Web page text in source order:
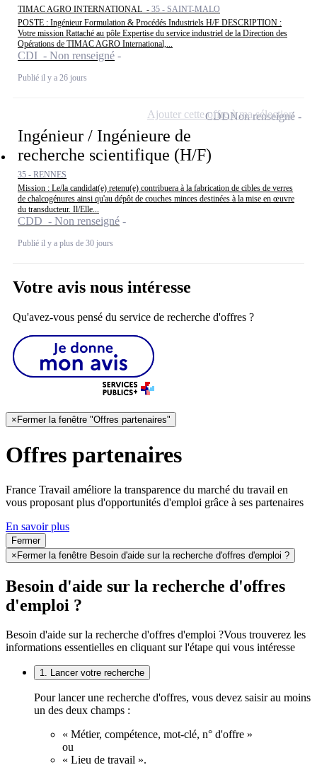
TIMAC AGRO INTERNATIONAL - 35 - SAINT-MALO
POSTE : Ingénieur Formulation & Procédés Industriels H/F DESCRIPTION :
Votre mission Rattaché au pôle Expertise du service industriel de la Direction des
Opérations de TIMAC AGRO International,...
CDI - Non renseigné
Publié il y a 26 jours
Ingénieur / Ingénieure de
recherche scientifique (H/F)
35 - RENNES
Mission : Le/la candidat(e) retenu(e) contribuera à la fabrication de cibles de verres
de chalcogénures ainsi qu'au dépôt de couches minces destinées à la mise en œuvre
du transducteur. Il/Elle...
CDD - Non renseigné
Publié il y a plus de 30 jours
CDDNon renseigné
Ajouter cette offre à ma sélection
Votre avis nous intéresse
Qu'avez-vous pensé du service de recherche d'offres ?
× Fermer la fenêtre "Offres partenaires"
Offres partenaires
France Travail améliore la transparence du marché du travail en
vous proposant plus d'opportunités d'emploi grâce à ses partenaires
En savoir plus
Fermer
×Fermer la fenêtre Besoin d'aide sur la recherche d'offres d'emploi ?
Besoin d'aide sur la recherche d'offres
d'emploi ?
Besoin d'aide sur la recherche d'offres d'emploi ?Vous trouverez les
informations essentielles en cliquant sur l'étape qui vous intéresse
1. Lancer votre recherche
Pour lancer une recherche d'offres, vous devez saisir au moins
un des deux champs :
« Métier, compétence, mot-clé, n° d'offre »
ou
« Lieu de travail ».